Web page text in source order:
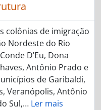
colônias de imigração
Nordeste do Rio
D’Eu, Dona
Antônio Prado e
de Garibaldi,
Veranópolis, Antônio
Sul,… Ler mais